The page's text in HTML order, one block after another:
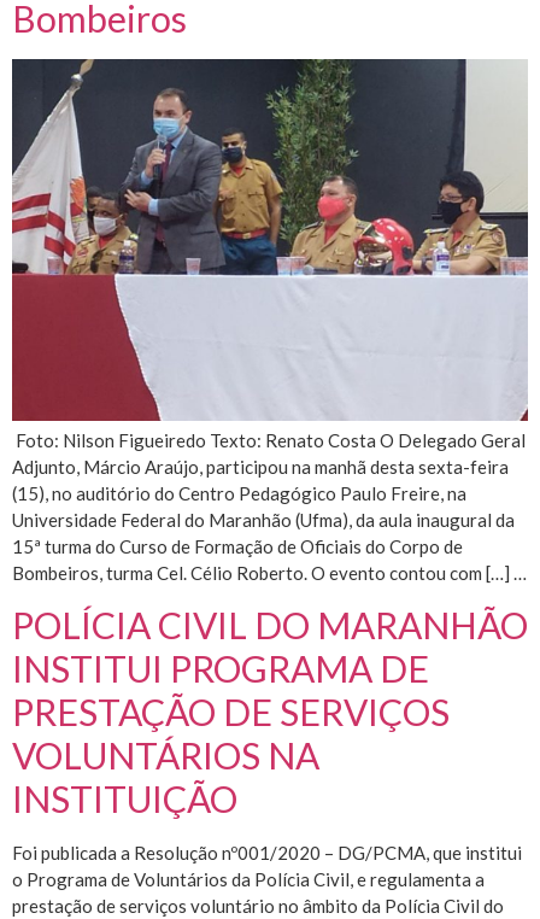
Bombeiros
Foto: Nilson Figueiredo Texto: Renato Costa O Delegado Geral
Adjunto, Márcio Araújo, participou na manhã desta sexta-feira
(15), no auditório do Centro Pedagógico Paulo Freire, na
Universidade Federal do Maranhão (Ufma), da aula inaugural da
15ª turma do Curso de Formação de Oficiais do Corpo de
Bombeiros, turma Cel. Célio Roberto. O evento contou com […] …
POLÍCIA CIVIL DO MARANHÃO
INSTITUI PROGRAMA DE
PRESTAÇÃO DE SERVIÇOS
VOLUNTÁRIOS NA
INSTITUIÇÃO
Foi publicada a Resolução nº001/2020 – DG/PCMA, que institui
o Programa de Voluntários da Polícia Civil, e regulamenta a
prestação de serviços voluntário no âmbito da Polícia Civil do